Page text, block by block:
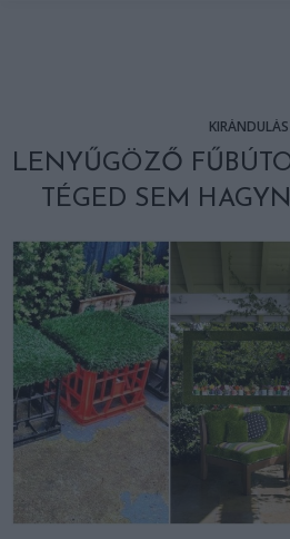
KIRÁNDULÁS
LENYŰGÖZŐ
TÉGED SEM